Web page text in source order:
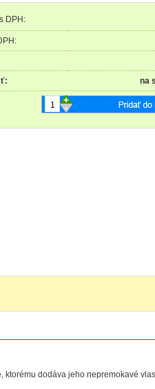
DPH:
na
-
+
dodáva jeho nepremokavé